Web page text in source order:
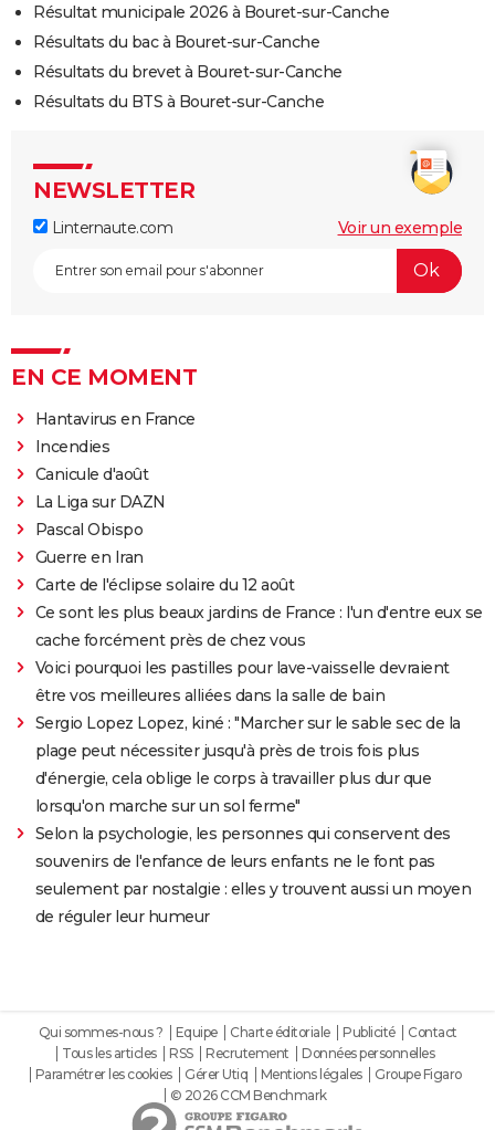
Résultat municipale 2026 à Bouret-sur-Canche
Résultats du bac à Bouret-sur-Canche
Résultats du brevet à Bouret-sur-Canche
Résultats du BTS à Bouret-sur-Canche
NEWSLETTER
Linternaute.com Voir un exemple
EN CE MOMENT
Hantavirus en France
Incendies
Canicule d'août
La Liga sur DAZN
Pascal Obispo
Guerre en Iran
Carte de l'éclipse solaire du 12 août
Ce sont les plus beaux jardins de France : l'un d'entre eux se
cache forcément près de chez vous
Voici pourquoi les pastilles pour lave-vaisselle devraient
être vos meilleures alliées dans la salle de bain
Sergio Lopez Lopez, kiné : "Marcher sur le sable sec de la
plage peut nécessiter jusqu'à près de trois fois plus
d'énergie, cela oblige le corps à travailler plus dur que
lorsqu'on marche sur un sol ferme"
Selon la psychologie, les personnes qui conservent des
souvenirs de l'enfance de leurs enfants ne le font pas
seulement par nostalgie : elles y trouvent aussi un moyen
de réguler leur humeur
Qui sommes-nous ? Equipe Charte éditoriale Publicité
Contact
Tous les articles
RSS Recrutement
Données personnelles
Paramétrer les cookies
Gérer Utiq Mentions légales
Groupe Figaro
© 2026 CCM Benchmark